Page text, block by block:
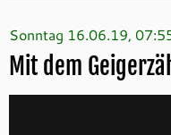
Sonntag 16.06.19,
Mit dem